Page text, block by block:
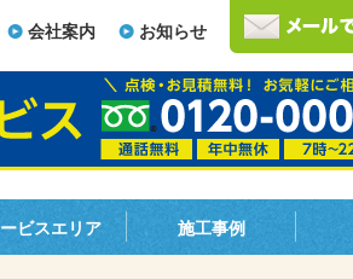
会社案内 お知らせ
ビスエリア 施工事例